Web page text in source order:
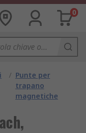
0
/ Punte per
trapano
magnetiche